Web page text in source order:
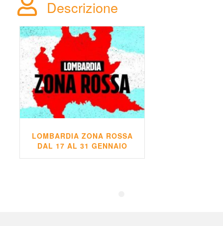
Descrizione
LOMBARDIA ZONA ROSSA
DAL 17 AL 31 GENNAIO